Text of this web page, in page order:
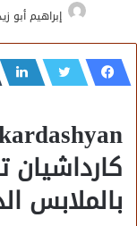
إبراهيم أبو
بالملابس